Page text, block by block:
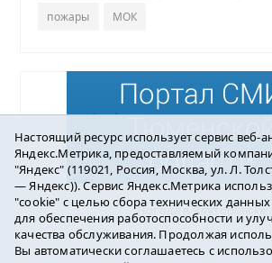
пожары МОК
Погода в Ялуторовске
Настоящий ресурс использует сервис веб-
Яндекс.Метрика, предоставляемый
"Яндекс" (119021, Россия, Москва, ул. Л.
— Яндекс)). Сервис Яндекс.Метрика
"cookie" с целью сбора технических данных
для обеспечения работоспособности и
качества обслуживания. Продолжая
Вы автоматически соглашаетесь с